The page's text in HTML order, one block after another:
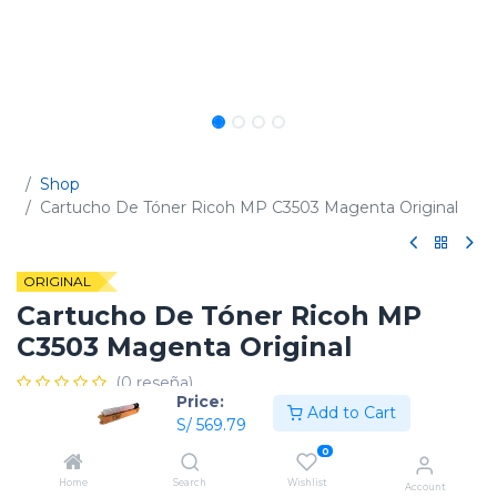
Price:
S/ 569.79
Add to Cart
Home Search
0
Wishlist Account
Shop
Cartucho De Tóner Ricoh MP C3503 Magenta Original
ORIGINAL
Cartucho De Tóner Ricoh MP
C3503 Magenta Original
(0 reseña)
841815 / 841819